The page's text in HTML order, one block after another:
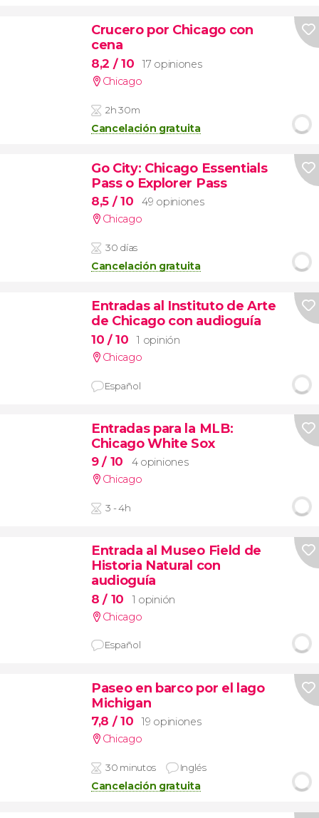
Crucero por Chicago con
cena
8,2 / 10
17 opiniones
Chicago
2h 30m
Cancelación gratuita
Go City: Chicago Essentials
Pass o Explorer Pass
8,5 / 10
49 opiniones
Chicago
30 días
Cancelación gratuita
Entradas al Instituto de Arte
de Chicago con audioguía
10 / 10
1 opinión
Chicago
Español
Entradas para la MLB:
Chicago White Sox
9/ 10
4 opiniones
Chicago
3 - 4h
Entrada al Museo Field de
Historia Natural con
audioguía
8/ 10
1 opinión
Chicago
Español
Paseo en barco por el lago
Michigan
7,8 / 10
19 opiniones
Chicago
30 minutos Inglés
Cancelación gratuita